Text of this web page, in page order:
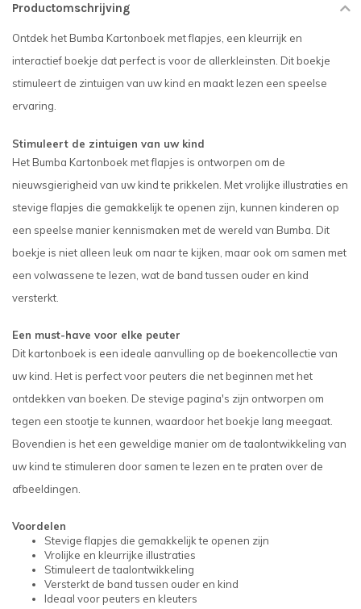
Productomschrijving
Ontdek het Bumba Kartonboek met flapjes, een kleurrijk en
interactief boekje dat perfect is voor de allerkleinsten. Dit boekje
stimuleert de zintuigen van uw kind en maakt lezen een speelse
ervaring.
Stimuleert de zintuigen van uw kind
Het Bumba Kartonboek met flapjes is ontworpen om de
nieuwsgierigheid van uw kind te prikkelen. Met vrolijke illustraties en
stevige flapjes die gemakkelijk te openen zijn, kunnen kinderen op
een speelse manier kennismaken met de wereld van Bumba. Dit
boekje is niet alleen leuk om naar te kijken, maar ook om samen met
een volwassene te lezen, wat de band tussen ouder en kind
versterkt.
Een must-have voor elke peuter
Dit kartonboek is een ideale aanvulling op de boekencollectie van
uw kind. Het is perfect voor peuters die net beginnen met het
ontdekken van boeken. De stevige pagina's zijn ontworpen om
tegen een stootje te kunnen, waardoor het boekje lang meegaat.
Bovendien is het een geweldige manier om de taalontwikkeling van
uw kind te stimuleren door samen te lezen en te praten over de
afbeeldingen.
Voordelen
Stevige flapjes die gemakkelijk te openen zijn
Vrolijke en kleurrijke illustraties
Stimuleert de taalontwikkeling
Versterkt de band tussen ouder en kind
Ideaal voor peuters en kleuters